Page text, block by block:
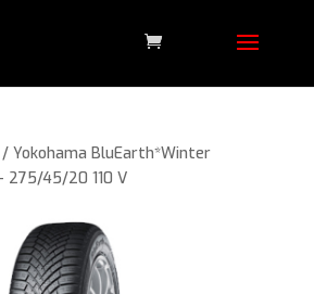
/ Yokohama BluEarth*Winter
275/45/20 110 V